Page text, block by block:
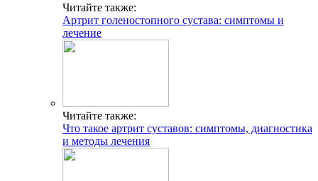
Читайте также:
Артрит голеностопного сустава: симптомы и
лечение
Читайте также:
Что такое артрит суставов: симптомы, диагностика
и методы лечения